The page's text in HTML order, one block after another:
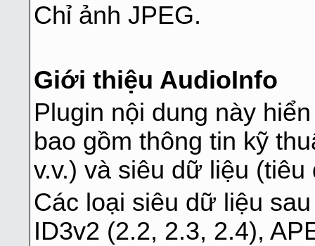
Chỉ ảnh JPEG.
Giới thiệu AudioInfo
Plugin nội dung này
bao gồm thông tin kỹ
v.v.) và siêu dữ liệu (tiêu
Các loại siêu dữ liệu
ID3v2 (2.2, 2.3, 2.4),